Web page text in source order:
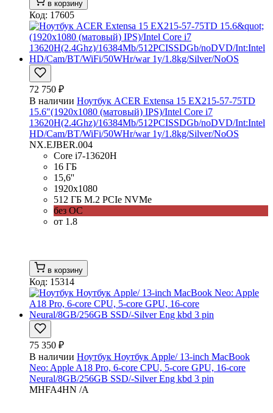
в корзину
Код: 17605
72 750 ₽
В наличии Ноутбук ACER Extensa 15 EX215-57-75TD
15.6"(1920x1080 (матовый) IPS)/Intel Core i7
13620H(2.4Ghz)/16384Mb/512PCISSDGb/noDVD/Int:Intel
HD/Cam/BT/WiFi/50WHr/war 1y/1.8kg/Silver/NoOS
NX.EJBER.004
Core i7-13620H
16 ГБ
15,6''
1920x1080
512 ГБ M.2 PCIe NVMe
без ОС
от 1.8
в корзину
Код: 15314
75 350 ₽
В наличии Ноутбук Ноутбук Apple/ 13-inch MacBook
Neo: Apple A18 Pro, 6-core CPU, 5-core GPU, 16-core
Neural/8GB/256GB SSD/-Silver Eng kbd 3 pin
MHFA4HN /A